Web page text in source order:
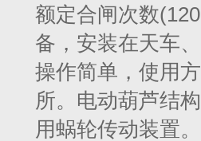
额定合闸次数
备，安装在天车
操作简单，使用
所。电动葫芦结
用蜗轮传动装置。